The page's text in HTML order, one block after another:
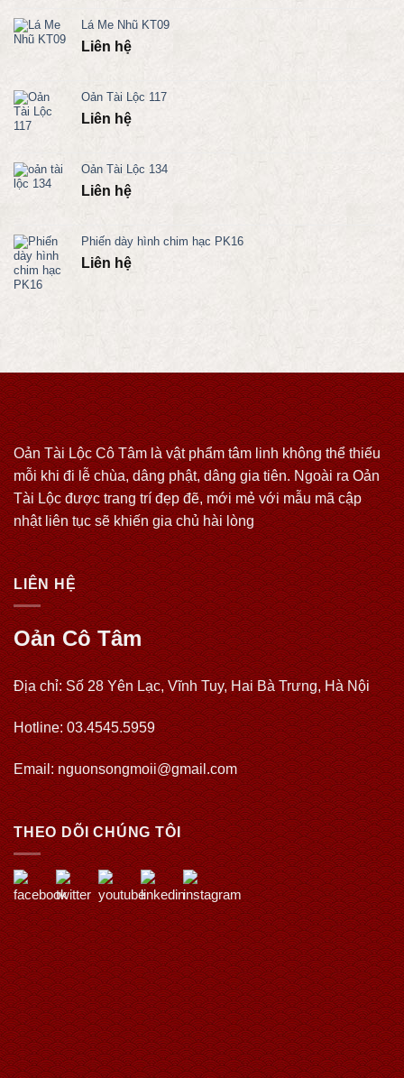
Lá Me Nhũ KT09
Liên hệ
Oản Tài Lộc 117
Liên hệ
Oản Tài Lộc 134
Liên hệ
Phiến dày hình chim hạc PK16
Liên hệ
Oản Tài Lộc Cô Tâm là vật phẩm tâm linh không thể thiếu
mỗi khi đi lễ chùa, dâng phật, dâng gia tiên. Ngoài ra Oản
Tài Lộc được trang trí đẹp đẽ, mới mẻ với mẫu mã cập
nhật liên tục sẽ khiến gia chủ hài lòng
LIÊN HỆ
Oản Cô Tâm
Địa chỉ: Số 28 Yên Lạc, Vĩnh Tuy, Hai Bà Trưng, Hà Nội
Hotline: 03.4545.5959
Email: nguonsongmoii@gmail.com
THEO DÕI CHÚNG TÔI